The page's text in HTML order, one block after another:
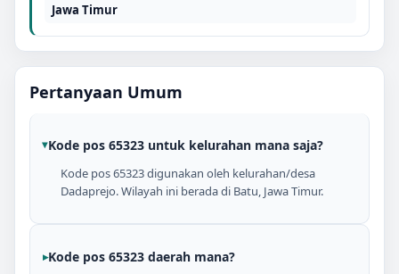
Jawa Timur
Pertanyaan Umum
Kode pos 65323 untuk kelurahan mana saja?
Kode pos 65323 digunakan oleh kelurahan/desa
Dadaprejo. Wilayah ini berada di Batu, Jawa Timur.
Kode pos 65323 daerah mana?